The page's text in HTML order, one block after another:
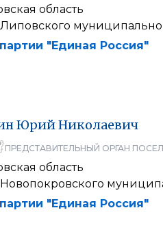
область
"Единая Россия"
ЮрийНиколаевич
ПРЕДСТАВИТЕЛЬНЫЙ ОРГАН
область
"Единая Россия"